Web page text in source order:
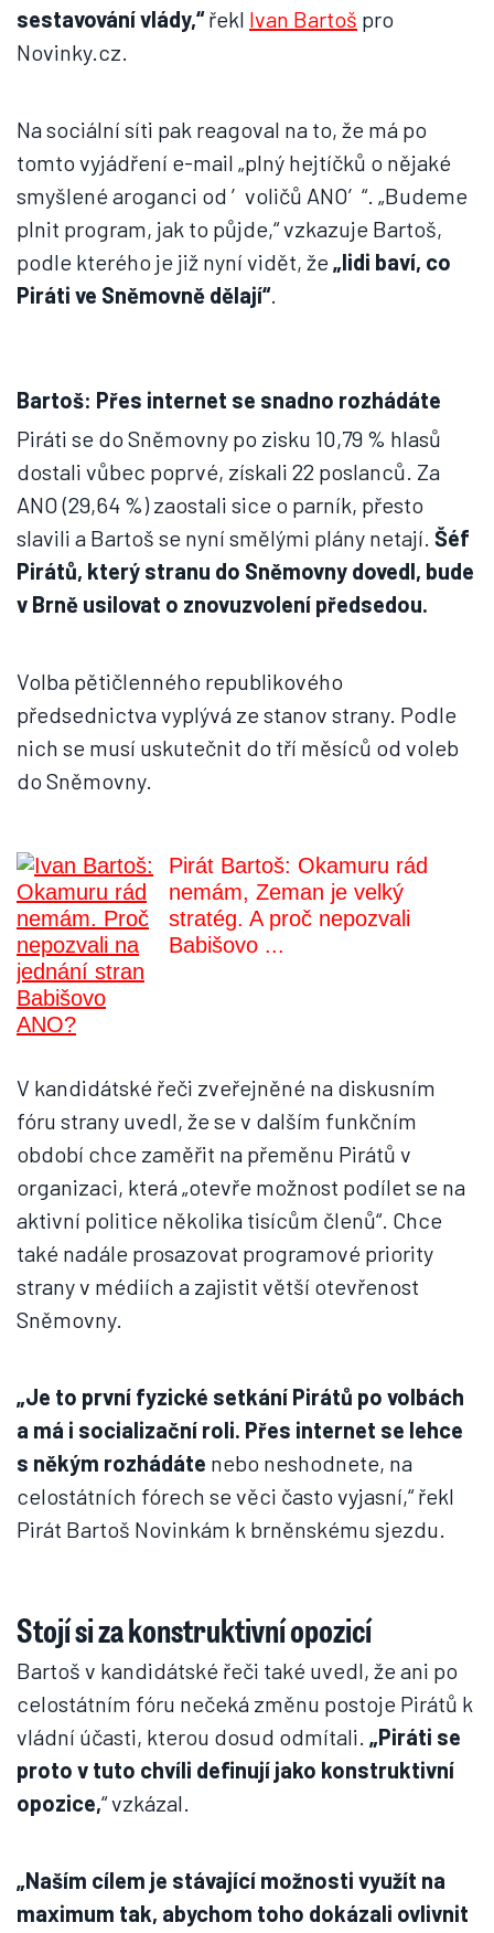
sestavování vlády,“řekl Ivan Bartoš pro
Novinky.cz.
Na sociální síti pak reagoval na to, že má po
tomto vyjádření e-mail „plný hejtíčků o nějaké
smyšlené aroganci od ′voličů ANO′“. „Budeme
plnit program, jak to půjde,“ vzkazuje Bartoš,
podle kterého je již nyní vidět, že„lidi baví, co
Piráti ve Sněmovně dělají“.
Bartoš: Přes internet se snadno rozhádáte
Piráti se do Sněmovny po zisku 10,79 % hlasů
dostali vůbec poprvé, získali 22 poslanců. Za
ANO (29,64 %) zaostali sice o parník, přesto
slavili a Bartoš se nyní smělými plány netají. Šéf
Pirátů, který stranu do Sněmovny dovedl, bude
v Brně usilovat o znovuzvolení předsedou.
Volba pětičlenného republikového
předsednictva vyplývá ze stanov strany. Podle
nich se musí uskutečnit do tří měsíců od voleb
do Sněmovny.
Pirát Bartoš: Okamuru rád
nemám, Zeman je velký
stratég. A proč nepozvali
Babišovo ...
V kandidátské řeči zveřejněné na diskusním
fóru strany uvedl, že se v dalším funkčním
období chce zaměřit na přeměnu Pirátů v
organizaci, která „otevře možnost podílet se na
aktivní politice několika tisícům členů“. Chce
také nadále prosazovat programové priority
strany v médiích a zajistit větší otevřenost
Sněmovny.
„Je to první fyzické setkání Pirátů po volbách
a má i socializační roli. Přes internet se lehce
s někým rozhádáte nebo neshodnete, na
celostátních fórech se věci často vyjasní,“ řekl
Pirát Bartoš Novinkám k brněnskému sjezdu.
Stojí si za konstruktivní opozicí
Bartoš v kandidátské řeči také uvedl, že ani po
celostátním fóru nečeká změnu postoje Pirátů k
vládní účasti, kterou dosud odmítali. „Piráti se
proto v tuto chvíli definují jako konstruktivní
opozice,“ vzkázal.
„Naším cílem je stávající možnosti využít na
maximum tak, abychom toho dokázali ovlivnit